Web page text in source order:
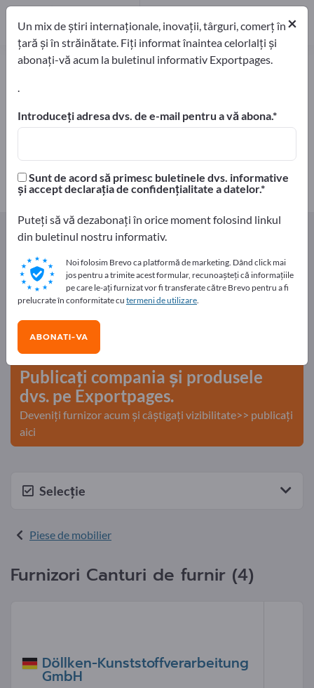
Canturi de furnir – găsiți
producători și furnizori
exportatori Producători
1
Producători3
Distribuitori1
Home Componente şi Piese
Piese de mobilier
Canturi de furnir
Faceți publicitate gratuit pe
Exportpages!
Nevoile – Ofertele – Bunuri second-hand – Contacte
comerciale >> începeți aici
Publicați compania și produsele
dvs. pe Exportpages.
Deveniți furnizor acum și câștigați vizibilitate>> publicați
aici
Selecție
Piese de mobilier
Furnizori Canturi de furnir (4)
Döllken-Kunststoffverarbeitung
GmbH
×
Un mix de știri internaționale, inovații, târguri, comerț în
țară și în străinătate. Fiți informat înaintea celorlalți și
abonați-vă acum la buletinul informativ Exportpages.
.
Introduceți adresa dvs. de e-mail pentru a vă abona.
Sunt de acord să primesc buletinele dvs. informative
și accept declarația de confidențialitate a datelor.
Puteți să vă dezabonați în orice moment folosind linkul
din buletinul nostru informativ.
Noi folosim Brevo ca platformă de marketing. Dând click mai
jos pentru a trimite acest formular, recunoașteți că informațiile
pe care le-ați furnizat vor fi transferate către Brevo pentru a fi
prelucrate în conformitate cu termeni de utilizare.
ABONATI-VA